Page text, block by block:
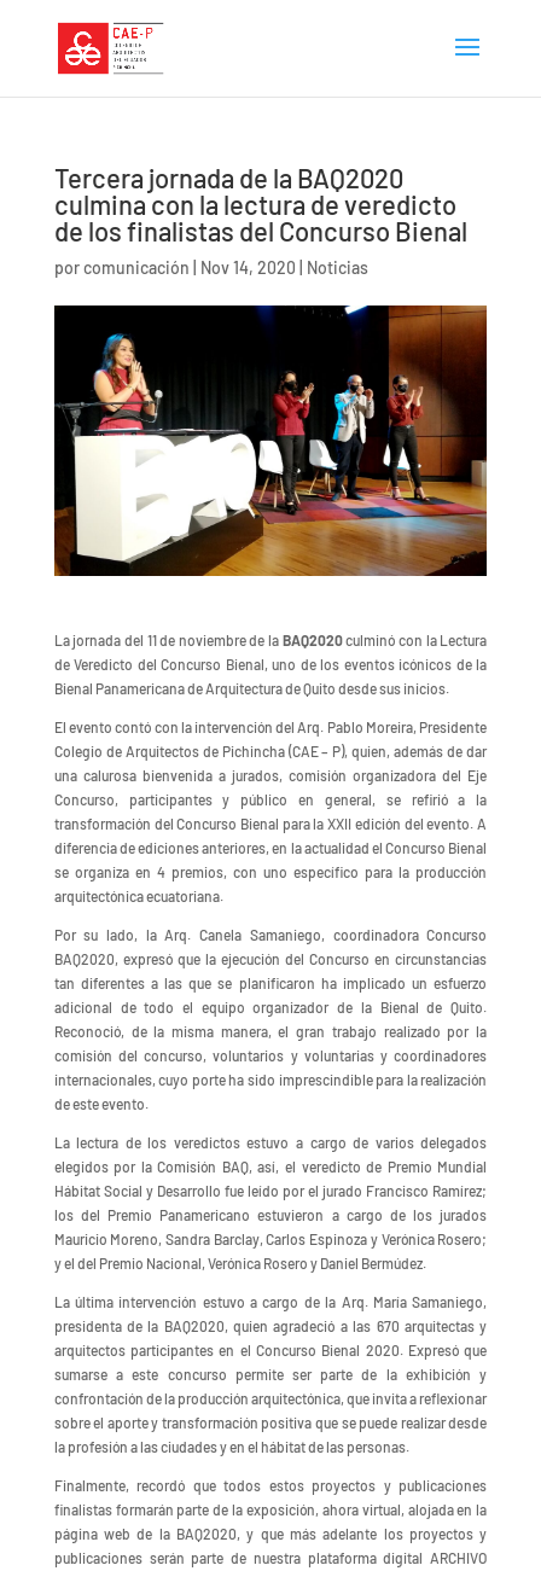
Tercera jornada de la BAQ2020
culmina con la lectura de veredicto
de los finalistas del Concurso Bienal
porcomunicación Nov 14, 2020 Noticias
La jornada del 11 de noviembre de la BAQ2020culminó con la Lectura
de Veredicto del Concurso Bienal, uno de los eventos icónicos de la
Bienal Panamericana de Arquitectura de Quito desde sus inicios.
El evento contó con la intervención del Arq. Pablo Moreira, Presidente
Colegio de Arquitectos de Pichincha (CAE – P), quien, además de dar
una calurosa bienvenida a jurados, comisión organizadora del Eje
Concurso, participantes y público en general, se refirió a la
transformación del Concurso Bienal para la XXII edición del evento. A
diferencia de ediciones anteriores, en la actualidad el Concurso Bienal
se organiza en 4 premios, con uno específico para la producción
arquitectónica ecuatoriana.
Por su lado, la Arq. Canela Samaniego, coordinadora Concurso
BAQ2020, expresó que la ejecución del Concurso en circunstancias
tan diferentes a las que se planificaron ha implicado un esfuerzo
adicional de todo el equipo organizador de la Bienal de Quito.
Reconoció, de la misma manera, el gran trabajo realizado por la
comisión del concurso, voluntarios y voluntarias y coordinadores
internacionales, cuyo porte ha sido imprescindible para la realización
de este evento.
La lectura de los veredictos estuvo a cargo de varios delegados
elegidos por la Comisión BAQ, así, el veredicto de Premio Mundial
Hábitat Social y Desarrollo fue leído por el jurado Francisco Ramírez;
los del Premio Panamericano estuvieron a cargo de los jurados
Mauricio Moreno, Sandra Barclay, Carlos Espinoza y Verónica Rosero;
y el del Premio Nacional, Verónica Rosero y Daniel Bermúdez.
La última intervención estuvo a cargo de la Arq. María Samaniego,
presidenta de la BAQ2020, quien agradeció a las 670 arquitectas y
arquitectos participantes en el Concurso Bienal 2020. Expresó que
sumarse a este concurso permite ser parte de la exhibición y
confrontación de la producción arquitectónica, que invita a reflexionar
sobre el aporte y transformación positiva que se puede realizar desde
la profesión a las ciudades y en el hábitat de las personas.
Finalmente, recordó que todos estos proyectos y publicaciones
finalistas formarán parte de la exposición, ahora virtual, alojada en la
página web de la BAQ2020, y que más adelante los proyectos y
publicaciones serán parte de nuestra plataforma digital ARCHIVO